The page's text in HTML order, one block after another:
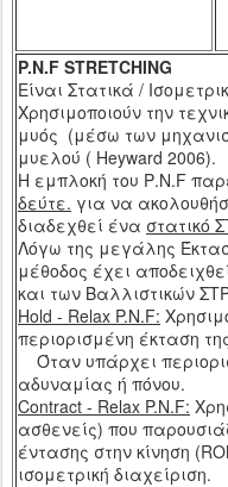
P.N.F STRETCHING
Είναι Στατικά /
Χρησιμοποιούν την
μυός (μέσω των
μυελού ( Heyward 2006).
H εμπλοκή του P.N.F
δεύτε. για να
διαδεχθεί ένα στατικό
Λόγω της μεγάλης
μέθοδος έχει
και των Βαλλιστικών
Hold - Relax P.N.F:
περιορισμένη έκταση
Όταν υπάρχει
αδυναμίας ή πόνου.
Contract - Relax P.N.F:
ασθενείς) που
έντασης στην κίνηση (
ισομετρική διαχείριση.